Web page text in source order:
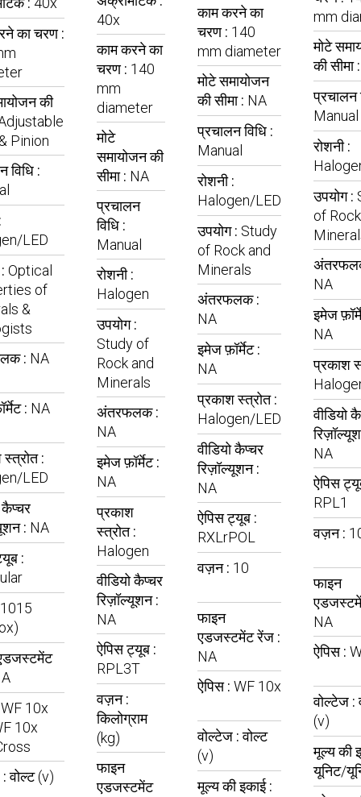
का चरण :
की
Pinion
विधि :
LED
Optical
of
&
: NA
: NA
:
LED
कैप्चर
: NA
:
1015
WF 10x
10x
:वोल्ट (v)
40x
काम करने का
चरण : 140
mm
diameter
मोटे
समायोजन की
सीमा : NA
प्रचालन
विधि :
Manual
रोशनी :
Halogen
उपयोग :
Study of
Rock and
Minerals
अंतरफलक :
NA
इमेज फ़ॉर्मेट :
NA
प्रकाश
स्त्रोत :
Halogen
वीडियो कैप्चर
रिज़ॉल्यूशन :
NA
ऐपिस ट्यूब :
RPL3T
वज़न :
किलोग्राम
(kg)
फाइन
एडजस्टमेंट
काम करने का
चरण : 140
mm diameter
मोटे समायोजन
की सीमा : NA
प्रचालन विधि :
Manual
रोशनी :
Halogen/LED
उपयोग : Study
of Rock and
Minerals
अंतरफलक :
NA
इमेज फ़ॉर्मेट :
NA
प्रकाश स्त्रोत :
Halogen/LED
वीडियो कैप्चर
रिज़ॉल्यूशन :
NA
ऐपिस ट्यूब :
RXLrPOL
वज़न : 10
फाइन
एडजस्टमेंट रेंज :
NA
ऐपिस : WF 10x
वोल्टेज :वोल्ट
(v)
मूल्य की इकाई :
mm
मोटे
की सीमा
प्रचालन
Manual
रोशनी :
उपयोग :
of
NA
इमेज
NA
प्रकाश
वीडियो
NA
ऐपिस
RPL1
वज़न :
फाइन
NA
ऐपिस :
वोल्टेज :
(v)
मूल्य की
यूनिट/